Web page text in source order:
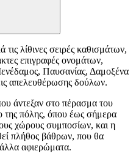
λίθινες σειρές καθισμάτων,
επιγραφές ονομάτων,
Παυσανίας, Δαμοξένα
απελευθέρωσης δούλων.
άντεξαν στο πέρασμα του
της πόλης, όπου έως σήμερα
χώρους συμποσίων, και η
πλήθος βάθρων, που θα
άλλα αφιερώματα.